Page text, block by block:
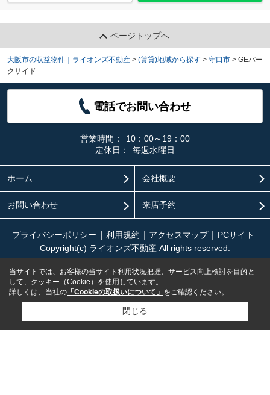
ページトップへ
大阪市の収益物件｜ライオンズ不動産 > (賃貸)地域から探す > 守口市 > GEパー
クサイド
電話でお問い合わせ
営業時間：
10：00～19：00
定休日：
毎週水曜日
ホーム 会社概要
お問い合わせ 来店予約
プライバシーポリシー 利用規約 アクセスマップ
PCサイト
Copyright(c) ライオンズ不動産 All rights reserved.
当サイトでは、お客様の当サイト利用状況把握、サービス向上検討を目的と
して、クッキー（Cookie）を使用しています。
詳しくは、当社の 「Cookieの取扱いについて」 をご確認ください。
閉じる